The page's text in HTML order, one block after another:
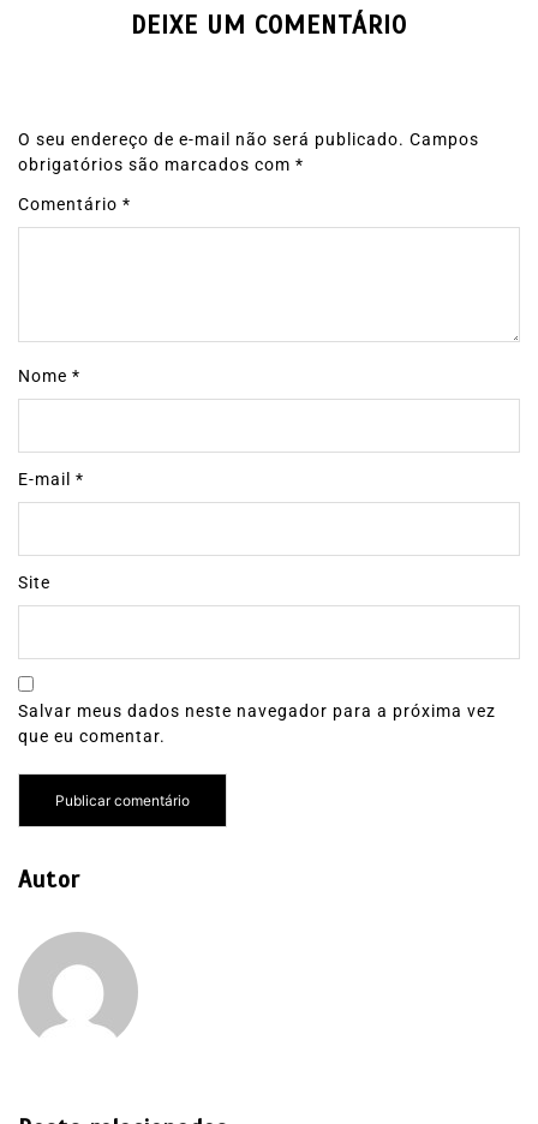
DEIXE UM COMENTÁRIO
O seu endereço de e-mail não será publicado. Campos
obrigatórios são marcados com *
Comentário *
Nome *
E-mail *
Site
Salvar meus dados neste navegador para a próxima vez
que eu comentar.
Autor